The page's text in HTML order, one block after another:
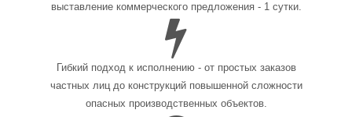
выставление коммерческого предложения - 1 сутки.
Гибкий подход к исполнению - от простых заказов
частных лиц до конструкций повышенной сложности
опасных производственных объектов.